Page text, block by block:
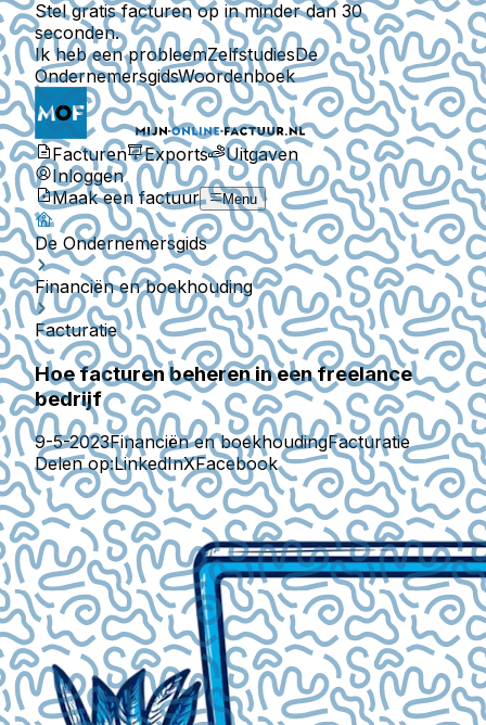
Stel gratis facturen op in minder dan 30
seconden.
Ik heb een probleemZelfstudiesDe
OndernemersgidsWoordenboek
Facturen Exports
Uitgaven
Inloggen
Maak een factuur
Menu
De Ondernemersgids
Financiën en boekhouding
Facturatie
Hoe facturen beheren in een freelance
bedrijf
9-5-2023Financiën en boekhoudingFacturatie
Delen op:LinkedInXFacebook